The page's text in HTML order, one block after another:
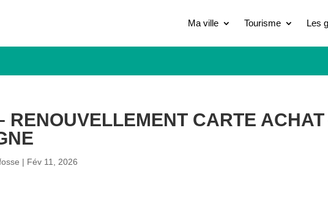
Ma ville Tourisme Les
RENOUVELLEMENT CARTE
| Fév 11, 2026